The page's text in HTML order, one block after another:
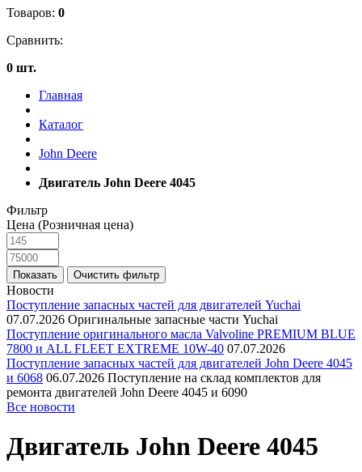
Товаров: 0
Сравнить:
0 шт.
Главная
Каталог
John Deere
Двигатель John Deere 4045
Фильтр
Цена (Розничная цена)
Новости
Поступление запасных частей для двигателей Yuchai
07.07.2026 Оригинальные запасные части Yuchai
Поступление оригинального масла Valvoline PREMIUM BLUE
7800 и ALL FLEET EXTREME 10W-40 07.07.2026
Поступление запасных частей для двигателей John Deere 4045
и 6068 06.07.2026 Поступление на склад комплектов для
ремонта двигателей John Deere 4045 и 6090
Все новости
Двигатель John Deere 4045